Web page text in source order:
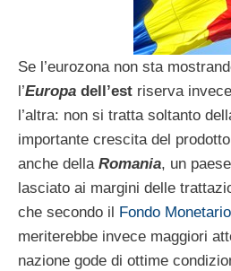
Se l’eurozona non sta
l’Europa dell’est riserva
l’altra: non si tratta soltanto
importante crescita del
anche della Romania, un
lasciato ai margini delle
che secondo il Fondo
meriterebbe invece maggiori
nazione gode di ottime